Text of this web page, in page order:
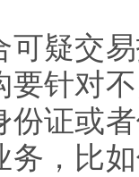
可疑交
要针对
份证或
务，比